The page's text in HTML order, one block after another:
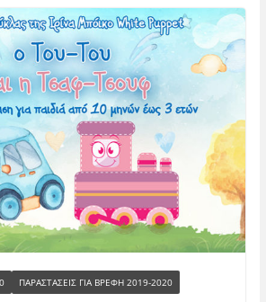
ΠΑΡΑΣΤΆΣΕΙΣ ΓΙΑ ΒΡΈΦΗ 2019-2020